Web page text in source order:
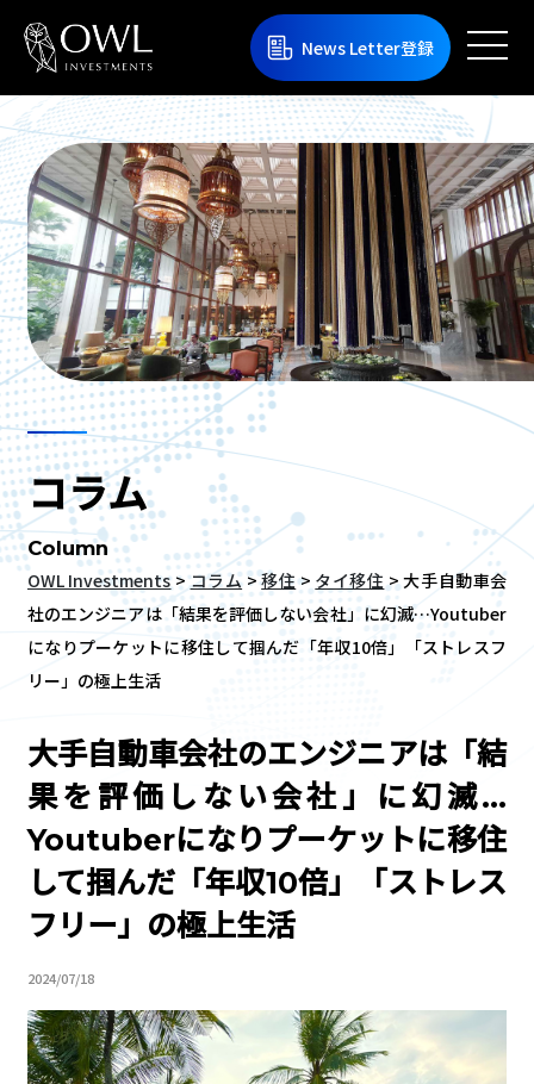
News Letter登録
コラム
Column
OWL Investments>コラム >移住> タイ移住 >大手自動車会
社のエンジニアは「結果を評価しない会社」に幻滅…Youtuber
になりプーケットに移住して掴んだ「年収10倍」「ストレスフ
リー」の極上生活
大手自動車会社のエンジニアは「結
果を評価しない会社」に幻滅…
Youtuberになりプーケットに移住
して掴んだ「年収10倍」「ストレス
フリー」の極上生活
2024/07/18